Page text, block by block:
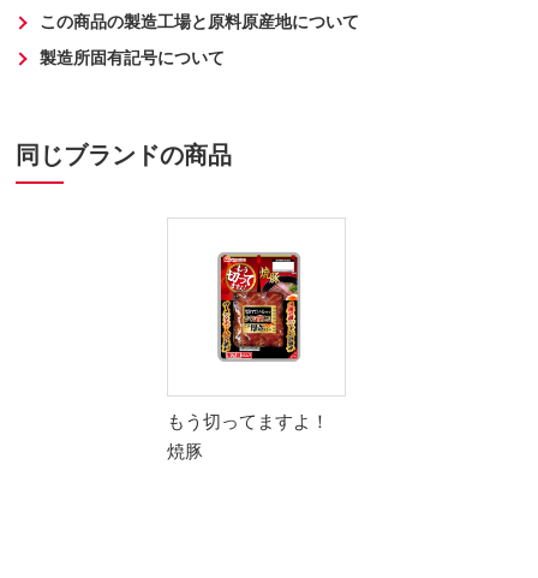
この商品の製造工場と原料原産地について
製造所固有記号について
同じブランドの商品
もう切ってますよ！
焼豚